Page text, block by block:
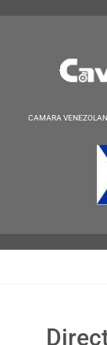
CAMARA